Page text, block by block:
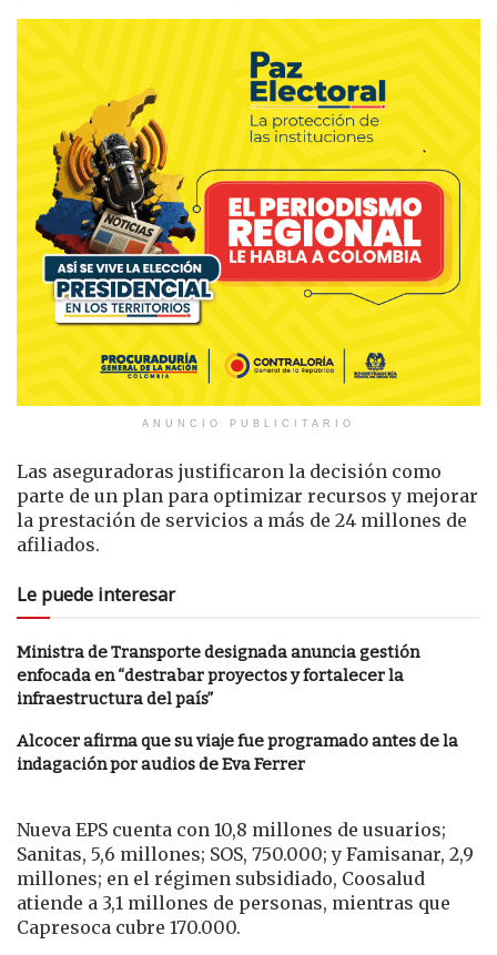
ANUNCIO PUBLICITARIO
Las aseguradoras justificaron la decisión como
parte de un plan para optimizar recursos y mejorar
la prestación de servicios a más de 24 millones de
afiliados.
Le puede interesar
Ministra de Transporte designada anuncia gestión
enfocada en “destrabar proyectos y fortalecer la
infraestructura del país”
Alcocer afirma que su viaje fue programado antes de la
indagación por audios de Eva Ferrer
Nueva EPS cuenta con 10,8 millones de usuarios;
Sanitas, 5,6 millones; SOS, 750.000; y Famisanar, 2,9
millones; en el régimen subsidiado, Coosalud
atiende a 3,1 millones de personas, mientras que
Capresoca cubre 170.000.